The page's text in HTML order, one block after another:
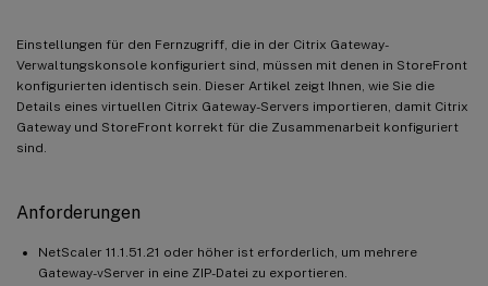
Einstellungen für den Fernzugriff, die in der Citrix Gateway-
Verwaltungskonsole konfiguriert sind, müssen mit denen in StoreFront
konfigurierten identisch sein. Dieser Artikel zeigt Ihnen, wie Sie die
Details eines virtuellen Citrix Gateway-Servers importieren, damit Citrix
Gateway und StoreFront korrekt für die Zusammenarbeit konfiguriert
sind.
Anforderungen
NetScaler 11.1.51.21 oder höher ist erforderlich, um mehrere
Gateway-vServer in eine ZIP-Datei zu exportieren.